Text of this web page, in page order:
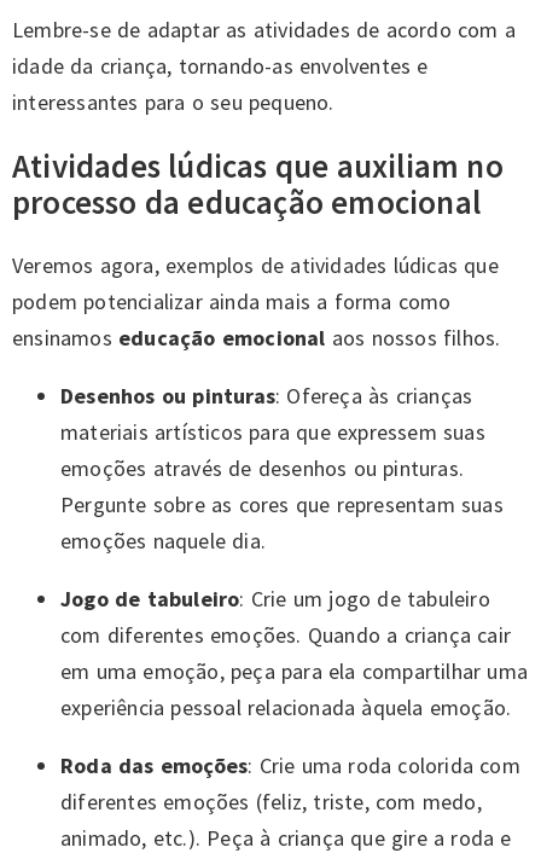
Lembre-se de adaptar as atividades de acordo com a
idade da criança, tornando-as envolventes e
interessantes para o seu pequeno.
Atividades lúdicas que auxiliam no
processo da educação emocional
Veremos agora, exemplos de atividades lúdicas que
podem potencializar ainda mais a forma como
ensinamos educação emocional aos nossos filhos.
Desenhos ou pinturas: Ofereça às crianças
materiais artísticos para que expressem suas
emoções através de desenhos ou pinturas.
Pergunte sobre as cores que representam suas
emoções naquele dia.
Jogo de tabuleiro: Crie um jogo de tabuleiro
com diferentes emoções. Quando a criança cair
em uma emoção, peça para ela compartilhar uma
experiência pessoal relacionada àquela emoção.
Roda das emoções: Crie uma roda colorida com
diferentes emoções (feliz, triste, com medo,
animado, etc.). Peça à criança que gire a roda e